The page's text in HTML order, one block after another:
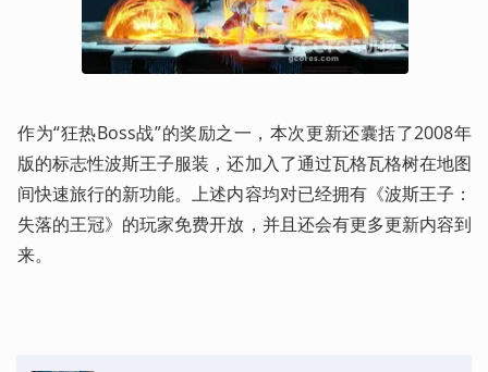
作为“狂热Boss战”的奖励之一，本次更新还囊括了2008年
版的标志性波斯王子服装，还加入了通过瓦格瓦格树在地图
间快速旅行的新功能。上述内容均对已经拥有《波斯王子：
失落的王冠》的玩家免费开放，并且还会有更多更新内容到
来。